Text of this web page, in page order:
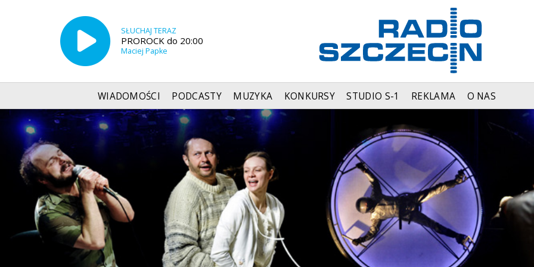
SŁUCHAJ TERAZ
PROROCK do 20:00
Maciej Papke
WIADOMOŚCI PODCASTY MUZYKA KONKURSY STUDIO S-1 REKLAMA O NAS